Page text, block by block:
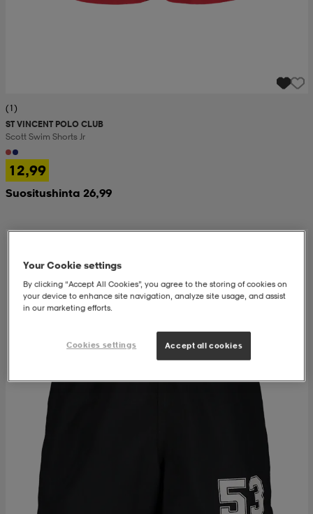
(1)
ST VINCENT POLO CLUB
Scott Swim Shorts Jr
12,99
Suositushinta 26,99
Your Cookie settings
By clicking “Accept All Cookies”, you agree to the storing of cookies on
your device to enhance site navigation, analyze site usage, and assist
in our marketing efforts.
Cookies settings Accept all cookies